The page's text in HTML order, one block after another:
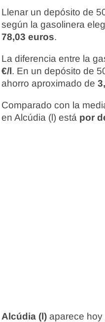
Llenar un depósito de
según la gasolinera
78,03 euros.
La diferencia entre la
€/l. En un depósito de
ahorro aproximado de
Comparado con la
en Alcúdia (l) está por
Alcúdia (l) aparece hoy